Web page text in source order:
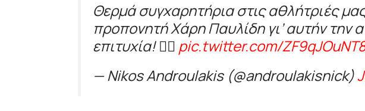
Θερμά συγχαρητήρια στις αθλήτριές
προπονητή Xάρη Παυλίδη γι’ αυτήν την
επιτυχία! 🤽‍♀️ pic.twitter.com/
— Nikos Androulakis (@androulakisnick)